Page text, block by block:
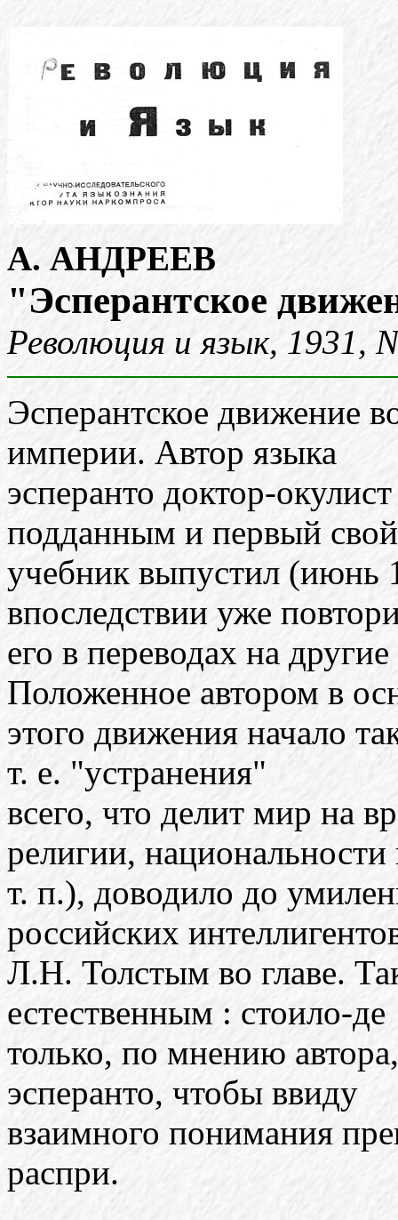
А. АНДРЕЕВ
"Эсперантское
Революция и язык, 1931,
Эсперантское движение
империи. Автор языка
эсперанто доктор-
подданным и первый свой
учебник выпустил (июнь
впоследствии уже
его в переводах на
Положенное автором в
этого движения начало
т. е. "устранения"
всего, что делит мир на
религии, национальности
т. п.), доводило до
российских
Л.Н. Толстым во главе.
естественным : стоило-де
только, по мнению
эсперанто, чтобы ввиду
взаимного понимания
распри.